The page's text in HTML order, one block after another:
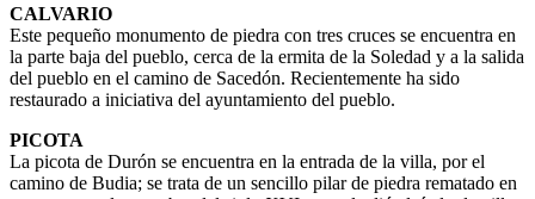
CALVARIO
Este pequeño monumento de piedra con tres cruces se encuentra en
la parte baja del pueblo, cerca de la ermita de la Soledad y a la salida
del pueblo en el camino de Sacedón. Recientemente ha sido
restaurado a iniciativa del ayuntamiento del pueblo.
PICOTA
La picota de Durón se encuentra en la entrada de la villa, por el
camino de Budia; se trata de un sencillo pilar de piedra rematado en